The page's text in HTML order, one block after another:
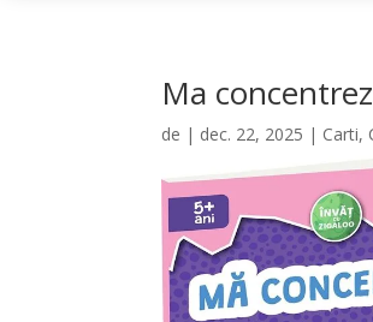
Ma
de | dec. 22, 2025 | Carti,